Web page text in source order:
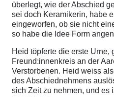
überlegt, wie der Abschied
sei doch Keramikerin, habe
eingeworfen, ob sie nicht
so habe die Idee Form
Heid töpferte die erste Urne,
Freund:innenkreis an der
Verstorbenen. Heid weiss
des Abschiednehmens
sich Zeit zu nehmen, und es